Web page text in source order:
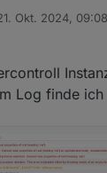
Okt. 2024, 09:08
von
Log finde ich